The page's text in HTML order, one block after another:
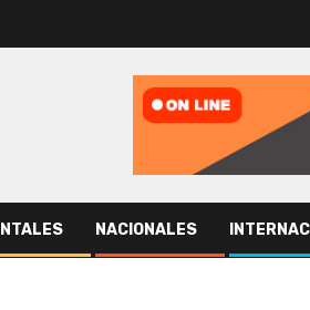
NACIONALES